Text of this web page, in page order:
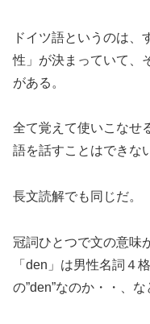
ドイツ語というのは、
性」が決まっていて、
がある。
全て覚えて使いこなせ
語を話すことはできな
長文読解でも同じだ。
冠詞ひとつで文の意味
「den」は男性名詞４
の”den”なのか・・、